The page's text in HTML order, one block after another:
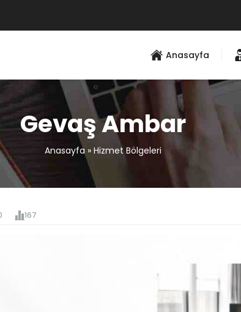
Anasayfa
Gevaş Ambar
Anasayfa» Hizmet Bölgeleri
167